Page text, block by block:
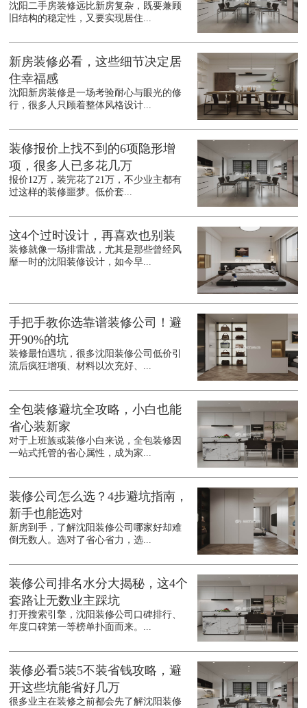
沈阳二手房装修远比新房复杂，既要兼顾
旧结构的稳定性，又要实现居住...
新房装修必看，这些细节决定居
住幸福感
沈阳新房装修是一场考验耐心与眼光的修
行，很多人只顾着整体风格设计...
装修报价上找不到的6项隐形增
项，很多人已多花几万
报价12万，装完花了21万，不少业主都有
过这样的装修噩梦。低价套...
这4个过时设计，再喜欢也别装
装修就像一场排雷战，尤其是那些曾经风
靡一时的沈阳装修设计，如今早...
手把手教你选靠谱装修公司！避
开90%的坑
装修最怕遇坑，很多沈阳装修公司低价引
流后疯狂增项、材料以次充好、...
全包装修避坑全攻略，小白也能
省心装新家
对于上班族或装修小白来说，全包装修因
一站式托管的省心属性，成为家...
装修公司怎么选？4步避坑指南，
新手也能选对
新房到手，了解沈阳装修公司哪家好却难
倒无数人。选对了省心省力，选...
装修公司排名水分大揭秘，这4个
套路让无数业主踩坑
打开搜索引擎，沈阳装修公司口碑排行、
年度口碑第一等榜单扑面而来。...
装修必看5装5不装省钱攻略，避
开这些坑能省好几万
很多业主在装修之前都会先了解沈阳装修